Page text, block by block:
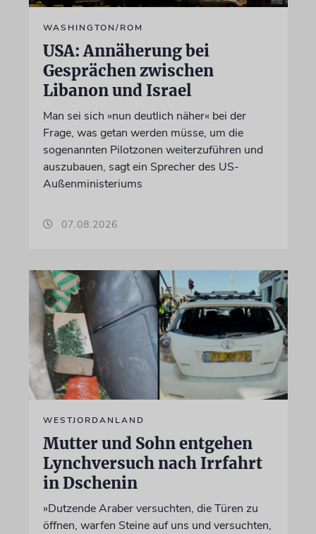
WASHINGTON/ROM
USA: Annäherung bei
Gesprächen zwischen
Libanon und Israel
Man sei sich »nun deutlich näher« bei der
Frage, was getan werden müsse, um die
sogenannten Pilotzonen weiterzuführen und
auszubauen, sagt ein Sprecher des US-
Außenministeriums
07.08.2026
WESTJORDANLAND
Mutter und Sohn entgehen
Lynchversuch nach Irrfahrt
in Dschenin
»Dutzende Araber versuchten, die Türen zu
öffnen, warfen Steine auf uns und versuchten,